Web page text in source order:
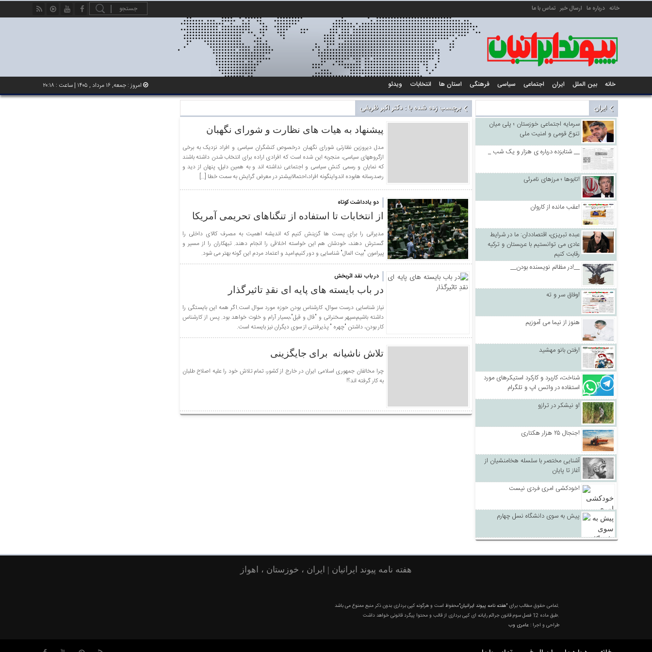
خانه درباره ما ارسال خبر تماس با ما
خانه بین الملل ایران اجتماعی سیاسی فرهنگی استان ها انتخابات ویدئو
ایران
سرمایه اجتماعی خوزستان ؛ پلی میان
تنوع قومی و امنیت ملی
_ شتابزده درباره ی هزار و یک شب __
تابوها ؛ مرزهای نامرئی!
عقب مانده از کاروان!
عبده تبریزی، اقتصاددان: ما در شرایط
عادی می توانستیم با عربستان و ترکیه
رقابت کنیم
__در مظالم نویسنده بودن!__
وفاق سر و ته!
هنوز از نیما می آموزیم
رفتن بانو مهشید!
شناخت، کاربرد و کارکرد استیکرهای مورد
استفاده در واتس اپ و تلگرام
و نیشکر در ترازو!
جنجال ۲۵ هزار هکتاری!
آشنایی مختصر با سلسله هخامنشیان از
آغاز تا پایان
خودکشی امری فردی نیست!
پیش به سوی دانشگاه نسل چهارم
برچسب زده شده با : دکتر اکبر ظریفی
پیشنهاد به هیات های نظارت و شورای نگهبان
مدل دیروزین نظارتی شورای نگهبان درخصوص کنشگران سیاسی و افراد نزدیک به برخی
ازگروههای سیاسی، منجربه این شده است که افرادی اراده برای انتخاب شدن داشته باشند
که نمایان و رسمی کنش سیاسی و اجتماعی نداشته اند و به همین دلیل، پنهان از دید و
رصدرسانه هابوده اندواینگونه افراد،احتمالابیشتر در معرض گرایش به سمت خطا […]
دو یادداشت کوتاه
از انتخابات تا استفاده از تنگناهای تحریمی آمریکا
مدیرانی را برای پست ها گزینش کنیم که اندیشه اهمیت به مصرف کالای داخلی را
گسترش دهند، خودشان هم این خواسته اخلاقی را انجام دهند. تبهکاران را از مسیر و
پیرامون "بیت المال" شناسایی و دور کنیم،امید و اعتماد مردم این گونه بهتر می شود.
در باب نقد اثربخش
در باب بایسته های پایه ای نقدِ تاثیرگذار
نیاز شناسایی درست سوال، کارشناس بودن حوزه مورد سوال است.اگر همه این بایستگی را
داشته باشیم،سپهر سخنرانی و "قال و قیل"،بسیار آرام و خلوت خواهد بود. پس از کارشناس
کار بودن، داشتن "چهره " پذیرفتنی از سوی دیگران نیز بایسته است.
تلاش ناشیانه برای جایگزینی
چرا مخالفان جمهوری اسلامی ایران در خارج از کشور، تمام تلاش خود را علیه اصلاح طلبان
به کار گرفته اند؟!
هفته نامه پیوند ایرانیان | ایران ، خوزستان ، اهواز
تمامی حقوق مطالب برای "هفته نامه پیوند ایرانیان"
محفوظ است و هرگونه کپی برداری بدون ذکر منبع ممنوع می باشد.
طبق ماده 12 فصل سوم قانون جرائم رایانه ای کپی برداری از قالب و محتوا پیگرد قانونی خواهد داشت.
طراحی و اجرا :عامری وب